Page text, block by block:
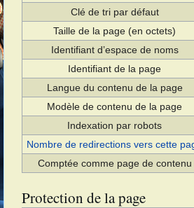
navigation
recherche Clé de tri par défaut
Taille de la page (en octets)
Identifiant dʼespace de noms
Identifiant de la page
Langue du contenu de la page
Modèle de contenu de la page
Indexation par robots
Nombre de redirections vers cette
Comptée comme page de contenu
Protection de la page